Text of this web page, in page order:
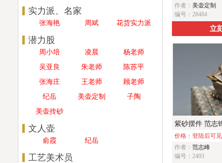
实力派、名家
张海艳 周斌 花货实力派
潜力股
周小培 凌晨
杨老师
吴亚良
朱老师
陈苏平
张海庄
王老师
顾老师
纪岳
美壶定制
子陶
美壶抟砂
文人壶
俞霞 纪岳
工艺美术员
作者： 美壶定制
编号：28484
立
紫砂摆件 范志
公分金钱多多
真品
价格：登陆后可
作者： 范志峰
编号：2403